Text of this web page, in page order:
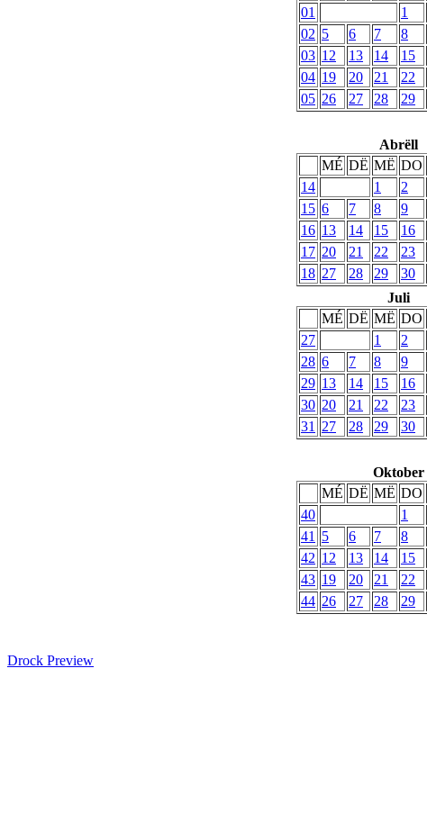
01
1
02 5 6 7 8
03 12 13 14 15
04 19 20 21 22
05 26 27 28 29
Abrëll
MÉ DË MË DO
14
1 2
15 6 7 8 9
16 13 14 15 16
17 20 21 22 23
18 27 28 29 30
Juli
MÉ DË MË DO
27
1 2
28 6 7 8 9
29 13 14 15 16
30 20 21 22 23
31
27 28 29 30
Oktober
MÉ DË MË DO
40
1
41
5 6 7 8
42 12 13 14 15
43 19 20 21 22
44 26 27 28 29
Drock Preview